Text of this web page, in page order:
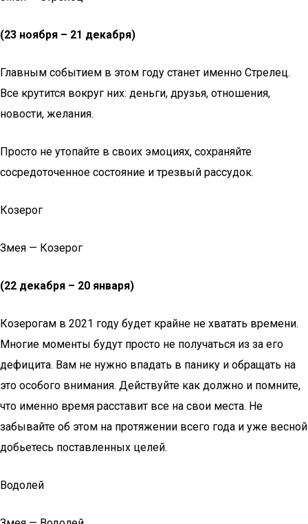
(23 ноября – 21 декабря)
Главным событием в этом году станет именно Стрелец.
Все крутится вокруг них: деньги, друзья, отношения,
новости, желания.
Просто не утопайте в своих эмоциях, сохраняйте
сосредоточенное состояние и трезвый рассудок.
Козерог
Змея — Козерог
(22 декабря – 20 января)
Козерогам в 2021 году будет крайне не хватать времени.
Многие моменты будут просто не получаться из за его
дефицита. Вам не нужно впадать в панику и обращать на
это особого внимания. Действуйте как должно и помните,
что именно время расставит все на свои места. Не
забывайте об этом на протяжении всего года и уже весной
добьетесь поставленных целей.
Водолей